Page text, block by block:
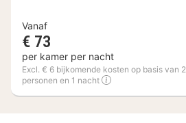
Vanaf
€ 73
per kamer per nacht
Excl. € 6 bijkomende kosten op basis van 2
personen en 1 nacht